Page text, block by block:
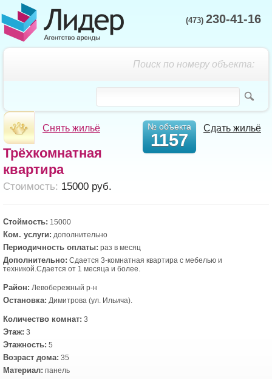
(473) 230-41-16
Поиск по номеру объекта:
Снять жильё Сдать жильё
№ объекта
1157
Трёхкомнатная
квартира
Cтоимость: 15000 руб.
Стоймость: 15000
Ком. услуги: дополнительно
Периодичность оплаты: раз в месяц
Дополнительно: Сдается 3-комнатная квартира с мебелью и
техникой.Сдается от 1 месяца и более.
Район: Левобережный р-н
Остановка: Димитрова (ул. Ильича).
Количество комнат: 3
Этаж: 3
Этажность: 5
Возраст дома: 35
Материал: панель